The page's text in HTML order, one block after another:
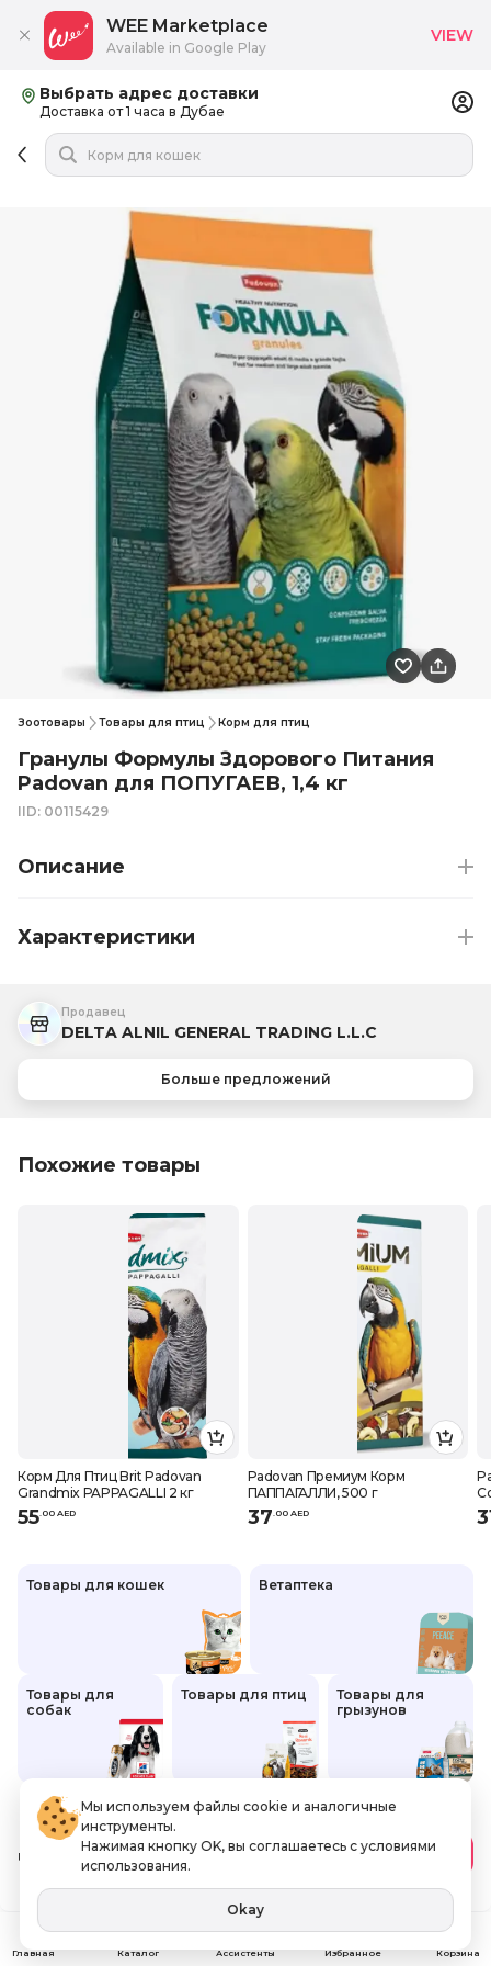
Выбрать адрес доставки
Доставка от 1 часа в Дубае
Зоотовары Товары для птиц Корм для птиц
Гранулы Формулы Здорового Питания
Padovan для ПОПУГАЕВ, 1,4 кг
IID: 00115429
Описание
Характеристики
Продавец
DELTA ALNIL GENERAL TRADING L.L.C
Больше предложений
Похожие товары
Корм Для Птиц Brit Padovan
Grandmix PAPPAGALLI 2 кг
55 00 AED
Padovan Премиум Корм
ПАППАГАЛЛИ, 500 г
37 00 AED
Товары для кошек Ветаптека
Товары для
собак
Товары для птиц
Товары для
грызунов
WEE Marketplace
Available in Google Play
VIEW
75 .50 AED В корзину
Включая НДС
Главная Каталог Ассистенты Избранное Корзина
Мы используем файлы cookie и аналогичные
инструменты.
Нажимая кнопку OK, вы соглашаетесь с условиями
использования.
Okay